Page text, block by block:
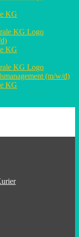
KG
KG
(m/w/d)
KG